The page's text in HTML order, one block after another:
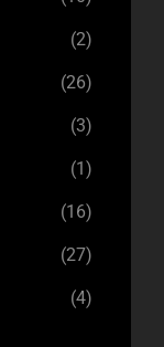
(2)
(26)
(3)
(1)
(16)
(27)
(4)